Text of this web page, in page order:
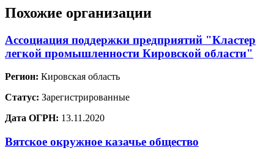
Похожие организации
Ассоциация поддержки предприятий "Кластер
легкой промышленности Кировской области"
Регион: Кировская область
Статус: Зарегистрированные
Дата ОГРН: 13.11.2020
Вятское окружное казачье общество